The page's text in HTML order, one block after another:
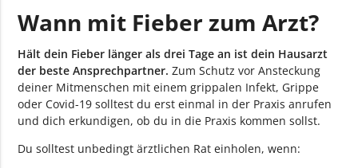
Wann mit Fieber zum Arzt?
Hält dein Fieber länger als drei Tage an ist dein Hausarzt
der beste Ansprechpartner. Zum Schutz vor Ansteckung
deiner Mitmenschen mit einem grippalen Infekt, Grippe
oder Covid-19 solltest du erst einmal in der Praxis anrufen
und dich erkundigen, ob du in die Praxis kommen sollst.
Du solltest unbedingt ärztlichen Rat einholen, wenn: